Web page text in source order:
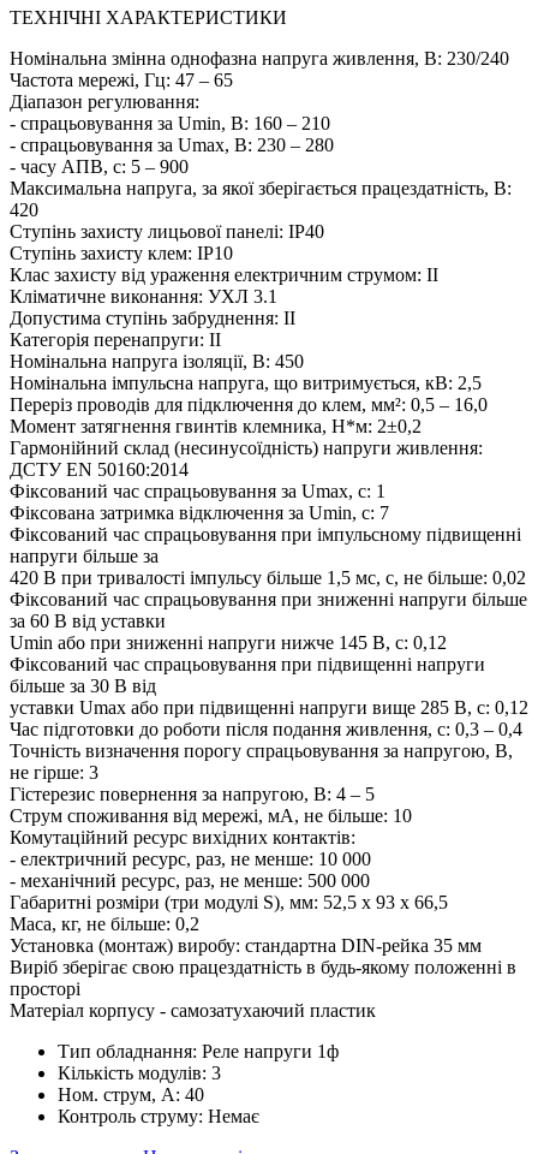
ТЕХНІЧНІ ХАРАКТЕРИСТИКИ
Номінальна змінна однофазна напруга живлення, В: 230/240
Частота мережі, Гц: 47 – 65
Діапазон регулювання:
- спрацьовування за Umin, В: 160 – 210
- спрацьовування за Umах, В: 230 – 280
- часу АПВ, с: 5 – 900
Максимальна напруга, за якої зберігається працездатність, В:
420
Ступінь захисту лицьової панелі: IP40
Ступінь захисту клем: IP10
Клас захисту від ураження електричним струмом: II
Кліматичне виконання: УХЛ 3.1
Допустима ступінь забруднення: II
Категорія перенапруги: II
Номінальна напруга ізоляції, В: 450
Номінальна імпульсна напруга, що витримується, кВ: 2,5
Переріз проводів для підключення до клем, мм²: 0,5 – 16,0
Момент затягнення гвинтів клемника, Н*м: 2±0,2
Гармонійний склад (несинусоїдність) напруги живлення:
ДСТУ EN 50160:2014
Фіксований час спрацьовування за Umах, с: 1
Фіксована затримка відключення за Umin, с: 7
Фіксований час спрацьовування при імпульсному підвищенні
напруги більше за
420 В при тривалості імпульсу більше 1,5 мс, с, не більше: 0,02
Фіксований час спрацьовування при зниженні напруги більше
за 60 В від уставки
Umin або при зниженні напруги нижче 145 В, с: 0,12
Фіксований час спрацьовування при підвищенні напруги
більше за 30 В від
уставки Umах або при підвищенні напруги вище 285 В, с: 0,12
Час підготовки до роботи після подання живлення, с: 0,3 – 0,4
Точність визначення порогу спрацьовування за напругою, В,
не гірше: 3
Гістерезис повернення за напругою, В: 4 – 5
Струм споживання від мережі, мА, не більше: 10
Комутаційний ресурс вихідних контактів:
- електричний ресурс, раз, не менше: 10 000
- механічний ресурс, раз, не менше: 500 000
Габаритні розміри (три модулі S), мм: 52,5 x 93 x 66,5
Маса, кг, не більше: 0,2
Установка (монтаж) виробу: стандартна DIN-рейка 35 мм
Виріб зберігає свою працездатність в будь-якому положенні в
просторі
Матеріал корпусу - самозатухаючий пластик
Тип обладнання: Реле напруги 1ф
Кількість модулів: 3
Ном. струм, А: 40
Контроль струму: Немає